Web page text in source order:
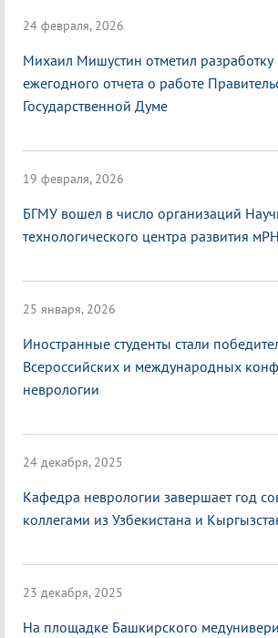
24 февраля, 2026
Михаил Мишустин отметил
ежегодного отчета о работе
Государственной Думе
19 февраля, 2026
БГМУ вошел в число организаций
технологического центра развития
25 января, 2026
Иностранные студенты стали
Всероссийских и международных
неврологии
24 декабря, 2025
Кафедра неврологии завершает год
коллегами из Узбекистана и
23 декабря, 2025
На площадке Башкирского